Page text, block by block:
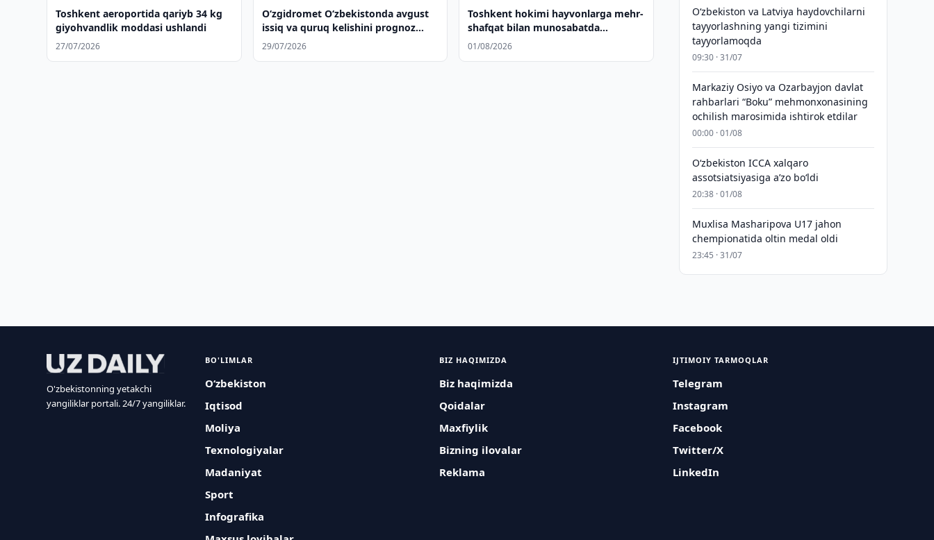
Toshkent aeroportida qariyb 34 kg
giyohvandlik moddasi ushlandi
27/07/2026
O‘zgidromet O‘zbekistonda avgust
issiq va quruq kelishini prognoz
qildi
29/07/2026
Toshkent hokimi hayvonlarga mehr-
shafqat bilan munosabatda
bo‘lishga chaqirdi
01/08/2026
Oʻzbekiston va Latviya haydovchilarni
tayyorlashning yangi tizimini
tayyorlamoqda
09:30 · 31/07
Markaziy Osiyo va Ozarbayjon davlat
rahbarlari “Boku” mehmonxonasining
ochilish marosimida ishtirok etdilar
00:00 · 01/08
O‘zbekiston ICCA xalqaro
assotsiatsiyasiga aʼzo bo‘ldi
20:38 · 01/08
Muxlisa Masharipova U17 jahon
chempionatida oltin medal oldi
23:45 · 31/07
O'zbekistonning yetakchi
yangiliklar portali. 24/7 yangiliklar.
BO'LIMLAR
O‘zbekiston
Iqtisod
Moliya
Texnologiyalar
Madaniyat
Sport
Infografika
BIZ HAQIMIZDA
Biz haqimizda
Qoidalar
Maxfiylik
Bizning ilovalar
Reklama
IJTIMOIY TARMOQLAR
Telegram
Instagram
Facebook
Twitter/X
LinkedIn